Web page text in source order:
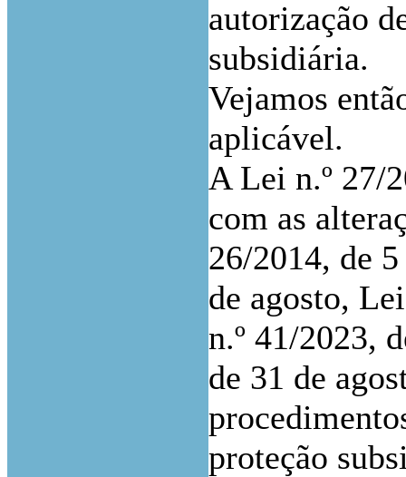
autorização
subsidiária.
Vejamos
aplicável.
A Lei n.º 27/
com as
26/2014, de
de agosto,
n.º 41/2023,
de 31 de
proteção